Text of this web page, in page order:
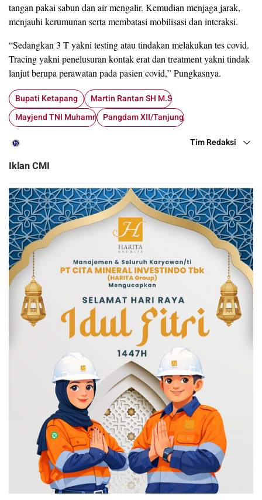
tangan pakai sabun dan air mengalir. Kemudian menjaga jarak,
menjauhi kerumunan serta membatasi mobilisasi dan interaksi.
“Sedangkan 3 T yakni testing atau tindakan melakukan tes covid.
Tracing yakni penelusuran kontak erat dan treatment yakni tindak
lanjut berupa perawatan pada pasien covid,” Pungkasnya.
Bupati Ketapang
Martin Rantan SH M.Sos
Mayjend TNI Muhammad Nur Rahmad
Pangdam XII/Tanjungpura
Tim Redaksi
Iklan CMI